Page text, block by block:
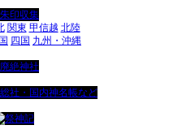
関東 甲信越 北陸
四国 九州・沖縄